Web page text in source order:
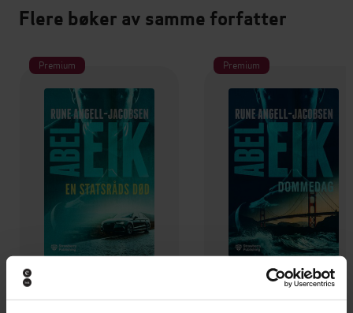
Flere bøker av samme forfatter
Premium
149,-
Premium
149,-